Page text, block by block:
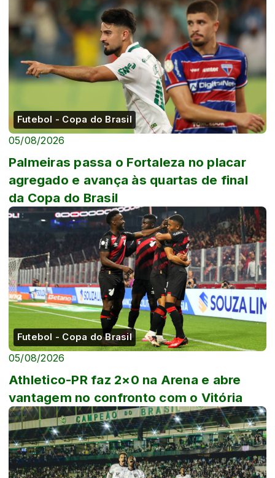
Futebol - Copa do Brasil
05/08/2026
Palmeiras passa o Fortaleza no placar
agregado e avança às quartas de final
da Copa do Brasil
Futebol - Copa do Brasil
05/08/2026
Athletico-PR faz 2×0 na Arena e abre
vantagem no confronto com o Vitória